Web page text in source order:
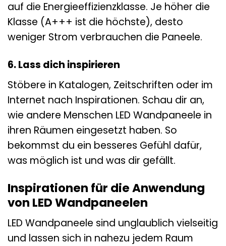
auf die Energieeffizienzklasse. Je höher die
Klasse (A+++ ist die höchste), desto
weniger Strom verbrauchen die Paneele.
6. Lass dich inspirieren
Stöbere in Katalogen, Zeitschriften oder im
Internet nach Inspirationen. Schau dir an,
wie andere Menschen LED Wandpaneele in
ihren Räumen eingesetzt haben. So
bekommst du ein besseres Gefühl dafür,
was möglich ist und was dir gefällt.
Inspirationen für die Anwendung
von LED Wandpaneelen
LED Wandpaneele sind unglaublich vielseitig
und lassen sich in nahezu jedem Raum